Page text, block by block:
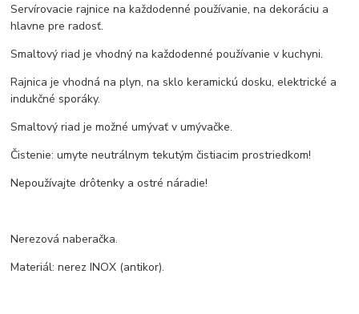
Servírovacie rajnice na každodenné používanie, na dekoráciu a
hlavne pre radosť.
Smaltový riad je vhodný na každodenné používanie v kuchyni.
Rajnica je vhodná na plyn, na sklo keramickú dosku, elektrické a
indukčné sporáky.
Smaltový riad je možné umývať v umývačke.
Čistenie: umyte neutrálnym tekutým čistiacim prostriedkom!
Nepoužívajte drôtenky a ostré náradie!
Nerezová naberačka.
Materiál: nerez INOX (antikor).